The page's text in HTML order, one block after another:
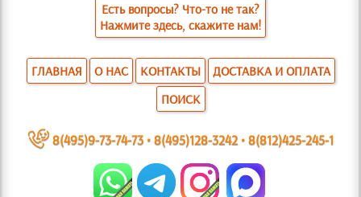
Есть вопросы? Что-то не так?
Нажмите здесь, скажите нам!
ГЛАВНАЯ О НАС КОНТАКТЫ
ДОСТАВКА И ОПЛАТА
ПОИСК
~ 8(495)9-73-74-73•8(495)128-3242•8(812)425-245-1